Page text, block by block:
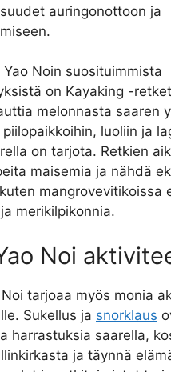
auringonottoon ja
Yao Noin suosituimmista
on Kayaking -
melonnasta saaren
luoliin ja
on tarjota. Retkien
maisemia ja nähdä
mangrovevitikoissa
merikilpikonnia.
Noi
Noi tarjoaa myös monia
Sukellus ja snorklaus
harrastuksia saarella,
ja täynnä